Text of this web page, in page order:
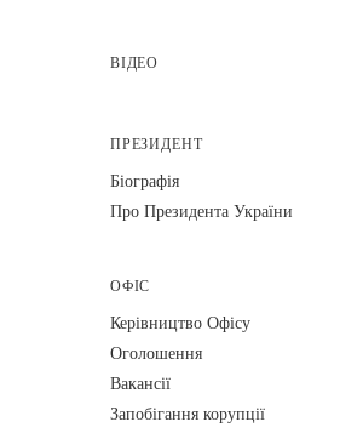
ВІДЕО
ПРЕЗИДЕНТ
Біографія
Про Президента України
ОФІС
Керівництво Офісу
Оголошення
Вакансії
Запобігання корупції